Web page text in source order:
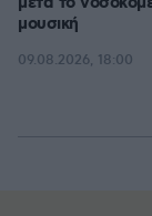
μουσική
09.08.2026, 18:00